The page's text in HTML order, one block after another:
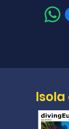
Isola